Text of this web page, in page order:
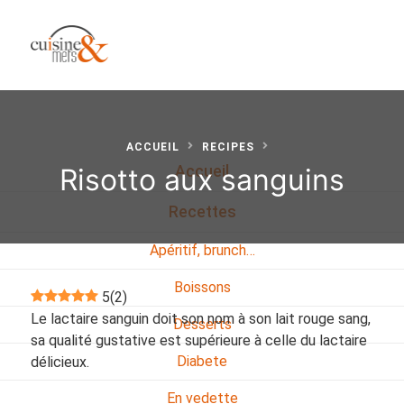
Accueil
Recettes
Apéritif, brunch…
Boissons
Desserts
Diabete
En vedette
ACCUEIL RECIPES
Risotto aux sanguins
5(2)
Le lactaire sanguin doit son nom à son lait rouge sang,
sa qualité gustative est supérieure à celle du lactaire
délicieux.